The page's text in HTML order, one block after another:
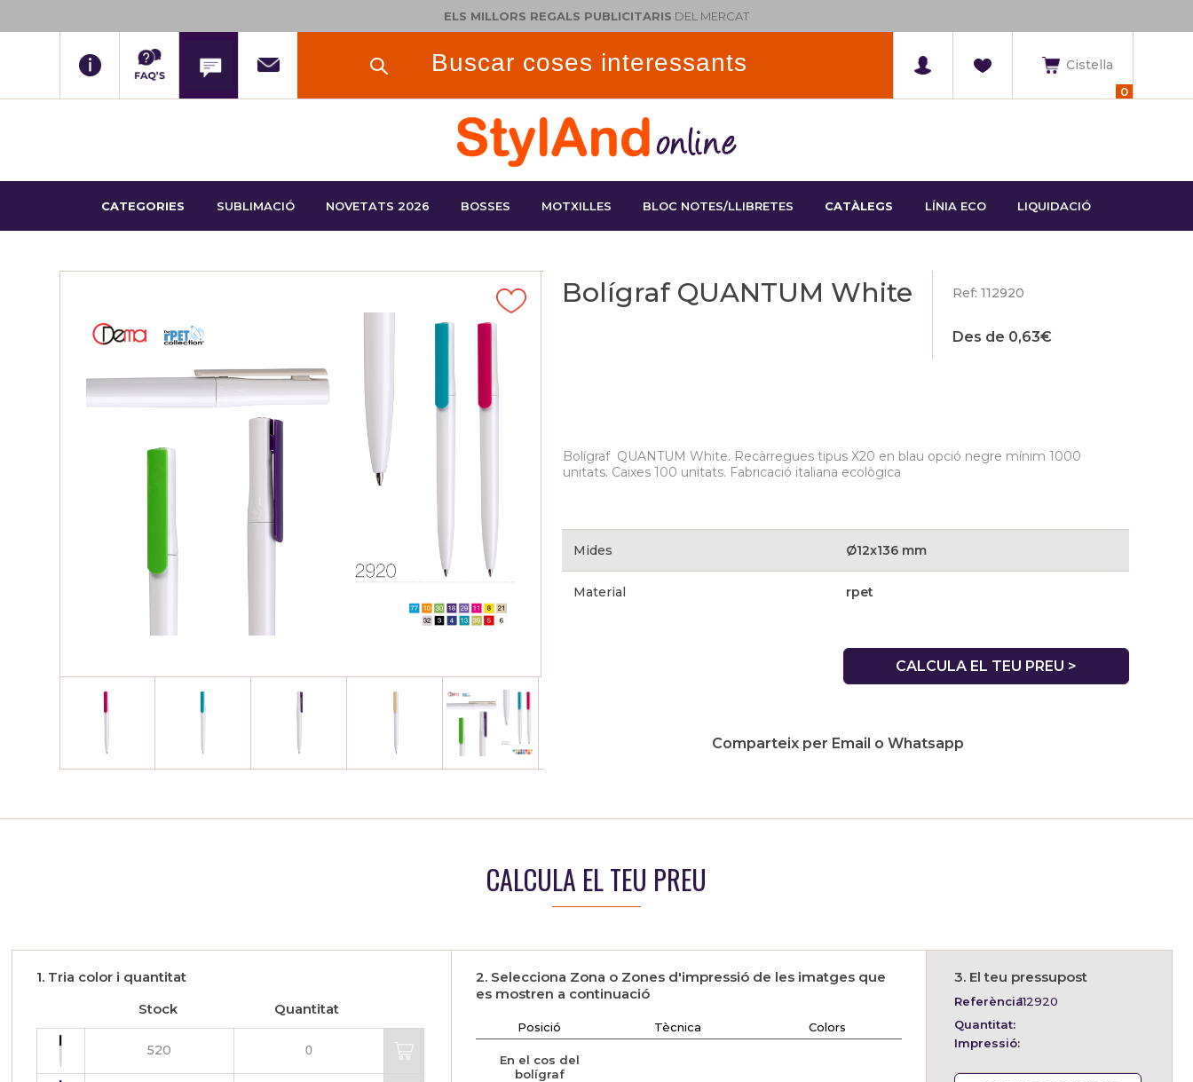
ELS MILLORS REGALS PUBLICITARIS DEL MERCAT
Cistella
0
CATEGORIES SUBLIMACIÓ NOVETATS 2026 BOSSES MOTXILLES BLOC NOTES/LLIBRETES CATÀLEGS LÍNIA ECO LIQUIDACIÓ
Bolígraf QUANTUM White Ref: 112920
Des de 0,63€
Bolígraf QUANTUM White. Recàrregues tipus X20 en blau opció negre mínim 1000
unitats. Caixes 100 unitats. Fabricació italiana ecològica
Mides Ø12x136 mm
Material rpet
CALCULA EL TEU PREU >
Comparteix per Email o Whatsapp
CALCULA EL TEU PREU
1. Tria color i quantitat
Stock
Quantitat
520
2. Selecciona Zona o Zones d'impressió de les imatges que
es mostren a continuació
Posició Tècnica Colors
En el cos del
bolígraf
3. El teu pressupost
Referència:112920
Quantitat:
Impressió: